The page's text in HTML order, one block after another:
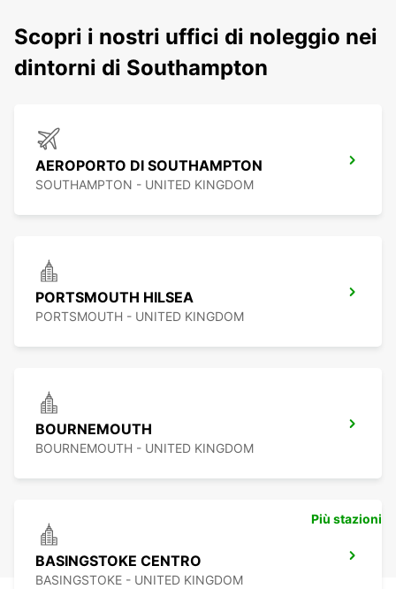
Scopri i nostri uffici di noleggio nei
dintorni di Southampton
AEROPORTO DI SOUTHAMPTON
SOUTHAMPTON - UNITED KINGDOM
PORTSMOUTH HILSEA
PORTSMOUTH - UNITED KINGDOM
BOURNEMOUTH
BOURNEMOUTH - UNITED KINGDOM
BASINGSTOKE CENTRO
BASINGSTOKE - UNITED KINGDOM
Più stazioni